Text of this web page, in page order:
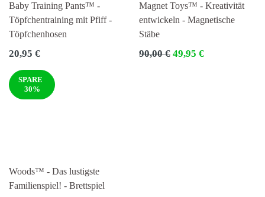
Baby Training Pants™ -
Töpfchentraining mit Pfiff -
Töpfchenhosen
Normaler
20,95 €
Magnet Toys™ - Kreativität
entwickeln - Magnetische
Stäbe
Normaler
90,00 € 49,95 €
SPARE
30%
Woods™ - Das lustigste
Familienspiel! - Brettspiel